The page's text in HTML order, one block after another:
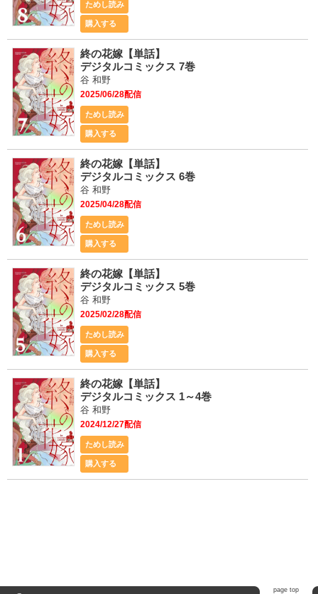
ためし読み
購入する
2025/06/28配信
谷 和野
終の花嫁【単話】
デジタルコミックス 7巻
ためし読み
購入する
2025/04/28配信
谷 和野
終の花嫁【単話】
デジタルコミックス 6巻
ためし読み
購入する
2025/02/28配信
谷 和野
終の花嫁【単話】
デジタルコミックス 5巻
ためし読み
購入する
2024/12/27配信
谷 和野
終の花嫁【単話】
デジタルコミックス 1～4巻
ためし読み
購入する
page top